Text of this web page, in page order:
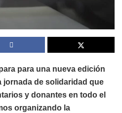
para una nueva edición
jornada de solidaridad que
y donantes en todo el
organizando la